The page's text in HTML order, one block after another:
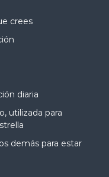
crees
diaria
utilizada para
demás para estar